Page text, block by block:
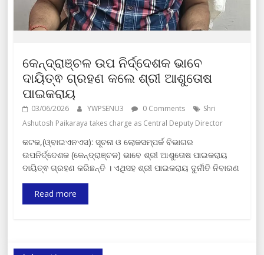
କେନ୍ଦ୍ରାଞ୍ଚଳ ଉପ ନିର୍ଦ୍ଦେଶକ ଭାବେ
ଦାୟିତ୍ଵ ଗ୍ରହଣ କଲେ ଶ୍ରୀ ଆଶୁତୋଷ
ପାଇକରାୟ
03/06/2026 YWPSENU3 0 Comments
Shri
Ashutosh Paikaraya takes charge as Central Deputy Director
କଟକ,(ଓ୍ବାଇଏନଏସ): ସୂଚନା ଓ ଲୋକସମ୍ପର୍କ ବିଭାଗର
ଉପନିର୍ଦ୍ଦେଶକ (କେନ୍ଦ୍ରାଞ୍ଚଳ) ଭାବେ ଶ୍ରୀ ଆଶୁତୋଷ ପାଇକରାୟ
ଦାୟିତ୍ଵ ଗ୍ରହଣ କରିଛନ୍ତି । ଏଥିସହ ଶ୍ରୀ ପାଇକରାୟ ଦୁର୍ନୀତି ନିବାରଣ
Read more